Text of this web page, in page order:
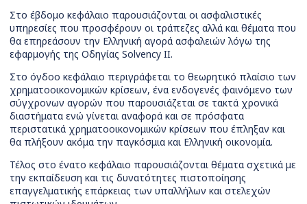
Στο έβδομο κεφάλαιο παρουσιάζονται οι ασφαλιστικές
υπηρεσίες που προσφέρουν οι τράπεζες αλλά και θέματα που
θα επηρεάσουν την Ελληνική αγορά ασφαλειών λόγω της
εφαρμογής της Οδηγίας Solvency II.
Στο όγδοο κεφάλαιο περιγράφεται το θεωρητικό πλαίσιο των
χρηματοοικονομικών κρίσεων, ένα ενδογενές φαινόμενο των
σύγχρονων αγορών που παρουσιάζεται σε τακτά χρονικά
διαστήματα ενώ γίνεται αναφορά και σε πρόσφατα
περιστατικά χρηματοοικονομικών κρίσεων που έπληξαν και
θα πλήξουν ακόμα την παγκόσμια και Ελληνική οικονομία.
Τέλος στο ένατο κεφάλαιο παρουσιάζονται θέματα σχετικά με
την εκπαίδευση και τις δυνατότητες πιστοποίησης
επαγγελματικής επάρκειας των υπαλλήλων και στελεχών